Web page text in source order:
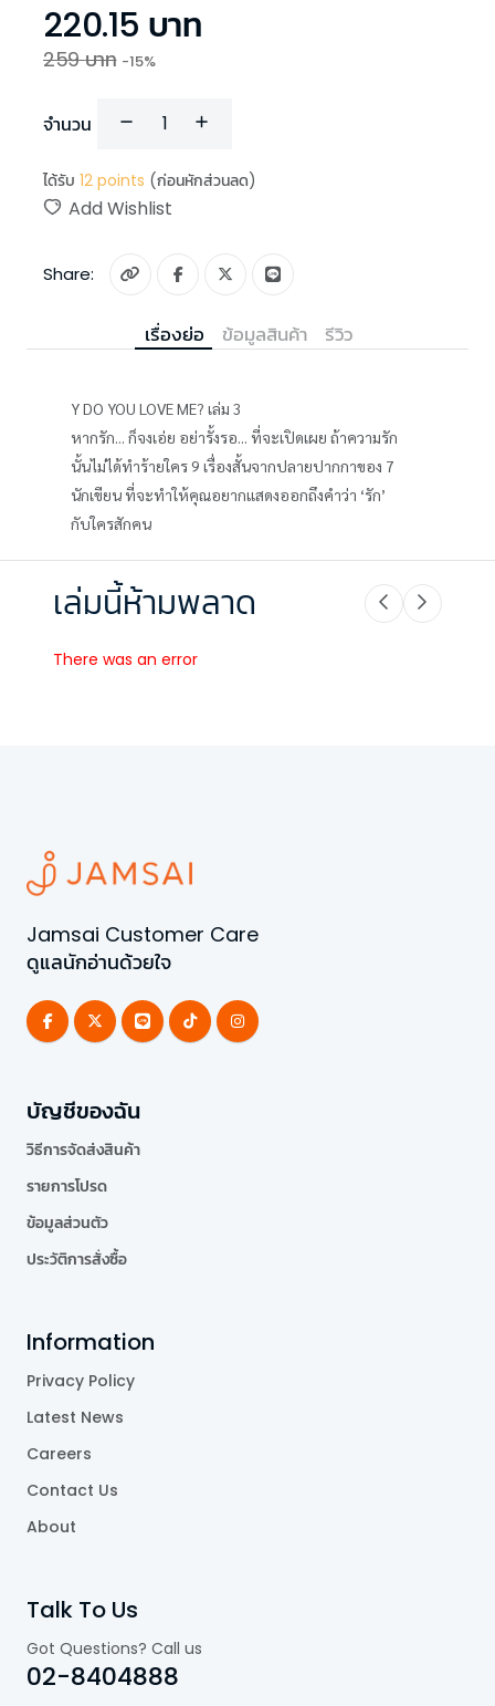
220.15 บาท
259บาท -15%
จำนวน
ได้รับ 12 points (ก่อนหักส่วนลด)
Add Wishlist
Share:
เรื่องย่อ ข้อมูลสินค้า รีวิว
Y DO YOU LOVE ME? เล่ม 3
หากรัก... ก็จงเอ่ย อย่ารั้งรอ... ที่จะเปิดเผย ถ้าความรัก
นั้นไม่ได้ทำร้ายใคร 9 เรื่องสั้นจากปลายปากกาของ 7
นักเขียน ที่จะทำให้คุณอยากแสดงออกถึงคำว่า ‘รัก’
กับใครสักคน
เล่มนี้ห้ามพลาด
There was an error
Jamsai Customer Care
ดูแลนักอ่านด้วยใจ
บัญชีของฉัน
วิธีการจัดส่งสินค้า
รายการโปรด
ข้อมูลส่วนตัว
ประวัติการสั่งซื้อ
Information
Privacy Policy
Latest News
Careers
Contact Us
About
Talk To Us
Got Questions? Call us
02-8404888